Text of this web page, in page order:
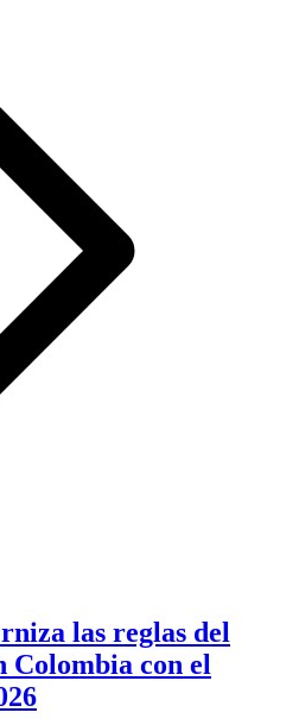
las reglas del
Colombia con el